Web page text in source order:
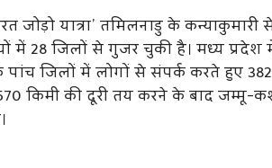
जोड़ो यात्रा’ तमिलनाडु के
में 28 जिलों से गुजर चुकी है। मध्य
पांच जिलों में लोगों से संपर्क करते हुए 382
किमी की दूरी तय करने के बाद जम्मू-